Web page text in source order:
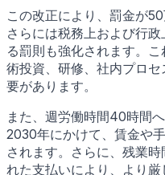
この改正により、罰金が
さらには税務上および行
る罰則も強化されます。
術投資、研修、社内プロ
要があります。
また、週労働時間40時間
2030年にかけて、賃金や
されます。さらに、残業
れた支払いにより、より厳